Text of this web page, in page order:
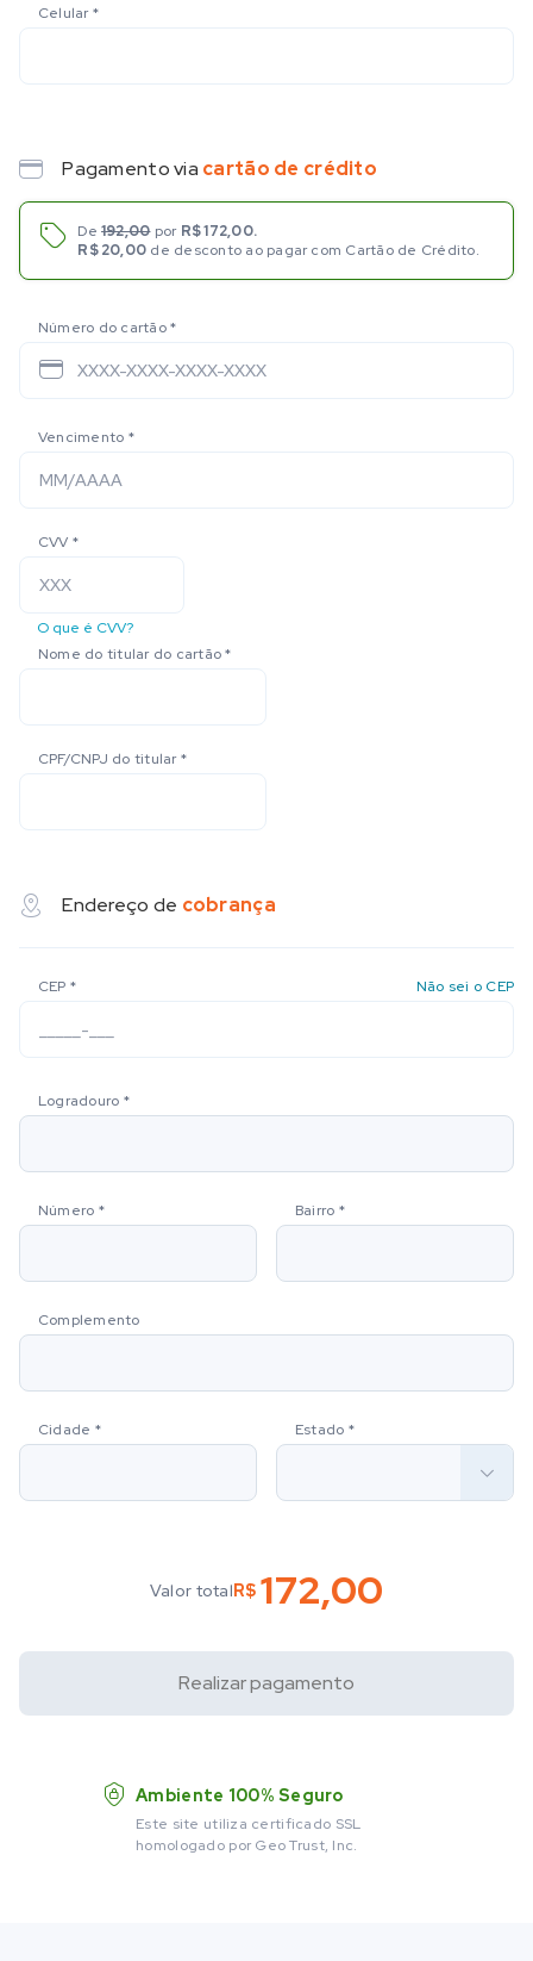
Celular*
Pagamento via cartão de crédito
De192,00por R$ 172,00.
R$ 20,00 de desconto ao pagar com Cartão de Crédito.
Número do cartão*
Vencimento *
CVV *
O que é CVV?
Nome do titular do cartão*
CPF/CNPJ do titular*
Endereço de cobrança
CEP * Não sei o CEP
Logradouro *
Número * Bairro *
Complemento
Cidade * Estado obrigatório
*
Valor totalR$ 172,00
Realizar pagamento
Ambiente 100% Seguro
Este site utiliza certificado SSL
homologado por Geo Trust, Inc.